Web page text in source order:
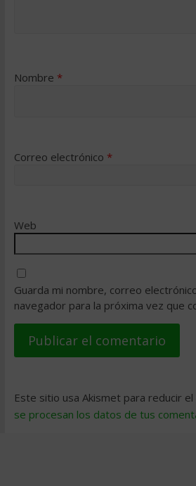
Nombre *
Correo electrónico *
Web
Guarda mi nombre, correo
navegador para la próxima vez que
Este sitio usa Akismet para reducir el
se procesan los datos de tus